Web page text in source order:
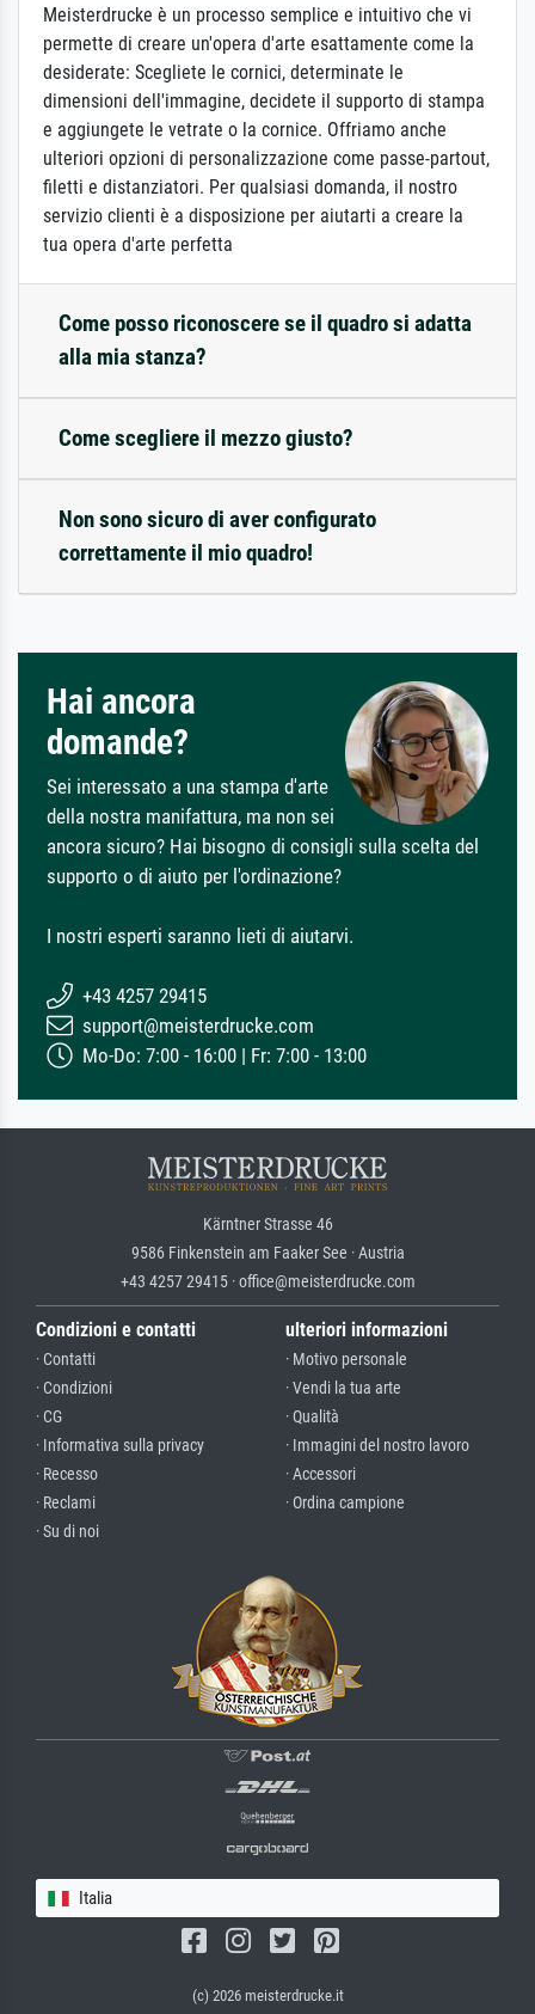
Meisterdrucke è un processo semplice e intuitivo che vi
permette di creare un'opera d'arte esattamente come la
desiderate: Scegliete le cornici, determinate le
dimensioni dell'immagine, decidete il supporto di stampa
e aggiungete le vetrate o la cornice. Offriamo anche
ulteriori opzioni di personalizzazione come passe-partout,
filetti e distanziatori. Per qualsiasi domanda, il nostro
servizio clienti è a disposizione per aiutarti a creare la
tua opera d'arte perfetta
Come posso riconoscere se il quadro si adatta
alla mia stanza?
Come scegliere il mezzo giusto?
Non sono sicuro di aver configurato
correttamente il mio quadro!
Hai ancora
domande?
Sei interessato a una stampa d'arte
della nostra manifattura, ma non sei
ancora sicuro? Hai bisogno di consigli sulla scelta del
supporto o di aiuto per l'ordinazione?
I nostri esperti saranno lieti di aiutarvi.
+43 4257 29415
support@meisterdrucke.com
Mo-Do: 7:00 - 16:00 | Fr: 7:00 - 13:00
Kärntner Strasse 46
9586 Finkenstein am Faaker See · Austria
+43 4257 29415 · office@meisterdrucke.com
Condizioni e contatti
· Contatti
· Condizioni
· CG
· Informativa sulla privacy
· Recesso
· Reclami
· Su di noi
ulteriori informazioni
· Motivo personale
· Vendi la tua arte
· Qualità
· Immagini del nostro lavoro
· Accessori
· Ordina campione
Italia
(c) 2026 meisterdrucke.it